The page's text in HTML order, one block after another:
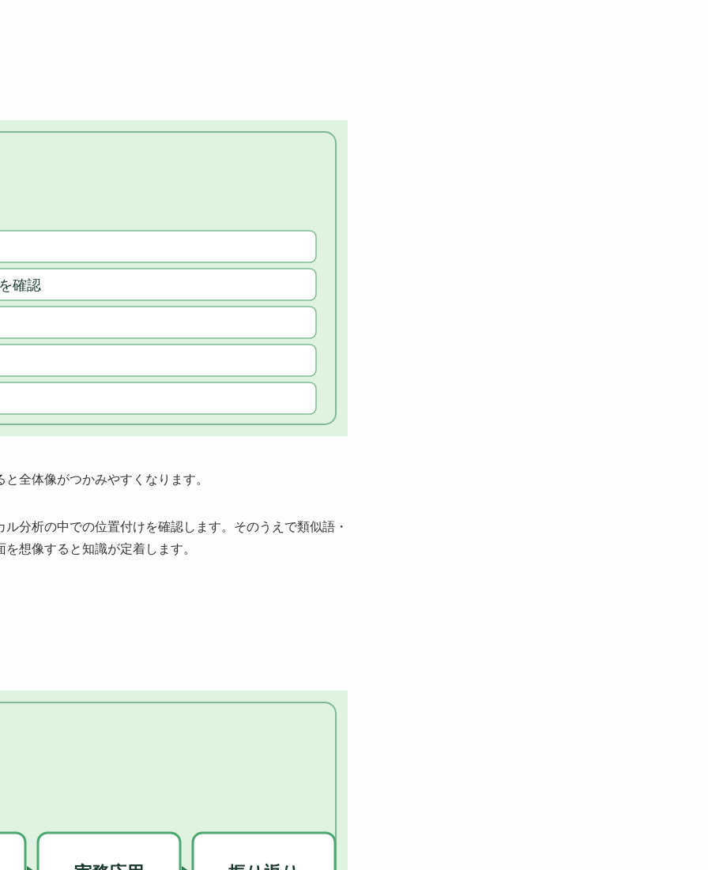
全体像がつかみやすくなります。
分析の中での位置付けを確認します。そのうえで類似語・
想像すると知識が定着します。